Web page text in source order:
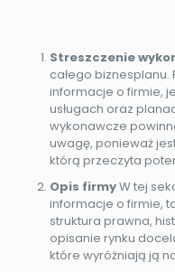
Streszczenie
całego
informacje o firmie,
usługach oraz
wykonawcze
uwagę, ponieważ
którą przeczyta
Opis firmyW tej
informacje o firmie,
struktura prawna,
opisanie rynku
które wyróżniają ją